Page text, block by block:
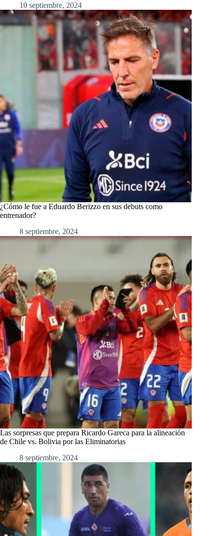
10 septiembre, 2024
¿Cómo le fue a Eduardo Berizzo en sus debuts como
entrenador?
8 septiembre, 2024
Las sorpresas que prepara Ricardo Gareca para la alineación
de Chile vs. Bolivia por las Eliminatorias
8 septiembre, 2024